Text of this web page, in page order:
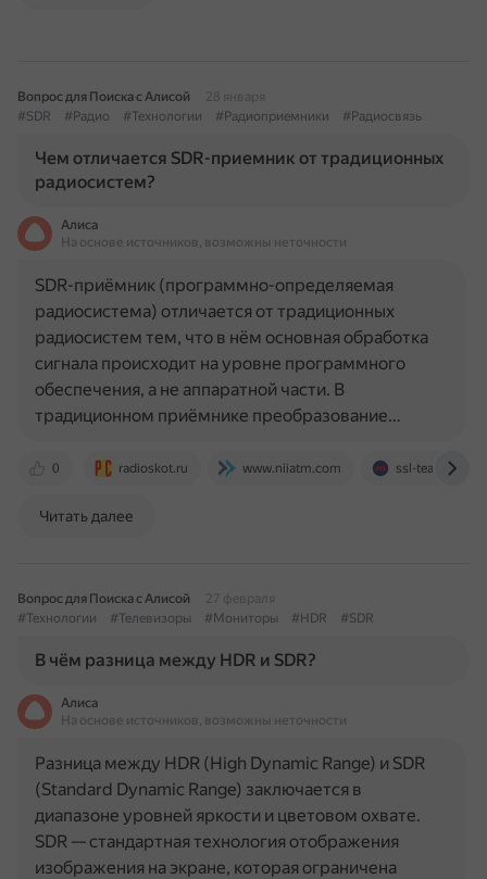
Вопрос для Поиска с Алисой
28 января
#SDR
#Радио #Технологии #Радиоприемники #Радиосвязь
Чем отличается SDR-приемник от традиционных
радиосистем?
Алиса
На основе источников, возможны неточности
0 radioskot.ru www.niiatm.com ssl-team.com
SDR-приёмник (программно-определяемая
радиосистема) отличается от традиционных
радиосистем тем, что в нём основная обработка
сигнала происходит на уровне программного
обеспечения, а не аппаратной части. В
традиционном приёмнике преобразование…
Читать далее
Вопрос для Поиска с Алисой
27 февраля
#Технологии
#Телевизоры #Мониторы #HDR #SDR
В чём разница между HDR и SDR?
Алиса
На основе источников, возможны неточности
Разница между HDR (High Dynamic Range) и SDR
(Standard Dynamic Range) заключается в
диапазоне уровней яркости и цветовом охвате.
SDR — стандартная технология отображения
изображения на экране, которая ограничена